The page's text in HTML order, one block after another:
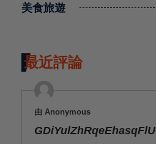
美食旅遊
最近評論
由 Anonymous
GDiYulZhRqeEhasqFlU